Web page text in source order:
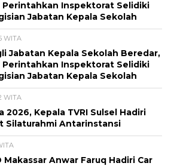
Perintahkan Inspektorat Selidiki
Jabatan Kepala Sekolah
WITA
Jabatan Kepala Sekolah Beredar,
Perintahkan Inspektorat Selidiki
Jabatan Kepala Sekolah
WITA
2026, Kepala TVRI Sulsel Hadiri
Silaturahmi Antarinstansi
Makassar Anwar Faruq Hadiri Car